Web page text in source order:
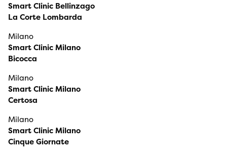
Smart Clinic Bellinzago
La Corte Lombarda
Milano
Smart Clinic Milano
Bicocca
Milano
Smart Clinic Milano
Certosa
Milano
Smart Clinic Milano
Cinque Giornate